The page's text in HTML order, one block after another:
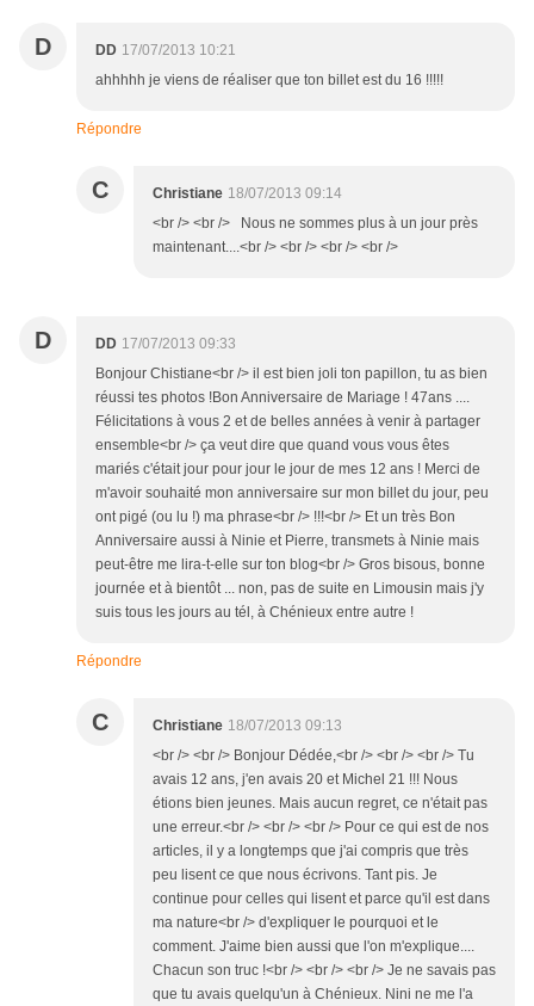
D DD 17/07/2013 10:21
ahhhhh je viens de réaliser que ton billet est du 16 !!!!!
Répondre
C Christiane 18/07/2013 09:14
<br /> <br /> Nous ne sommes plus à un jour près
maintenant....<br /> <br /> <br /> <br />
D DD 17/07/2013 09:33
Bonjour Chistiane<br /> il est bien joli ton papillon, tu as bien
réussi tes photos !Bon Anniversaire de Mariage ! 47ans ....
Félicitations à vous 2 et de belles années à venir à partager
ensemble<br /> ça veut dire que quand vous vous êtes
mariés c'était jour pour jour le jour de mes 12 ans ! Merci de
m'avoir souhaité mon anniversaire sur mon billet du jour, peu
ont pigé (ou lu !) ma phrase<br /> !!!<br /> Et un très Bon
Anniversaire aussi à Ninie et Pierre, transmets à Ninie mais
peut-être me lira-t-elle sur ton blog<br /> Gros bisous, bonne
journée et à bientôt ... non, pas de suite en Limousin mais j'y
suis tous les jours au tél, à Chénieux entre autre !
Répondre
C Christiane 18/07/2013 09:13
<br /> <br /> Bonjour Dédée,<br /> <br /> <br /> Tu
avais 12 ans, j'en avais 20 et Michel 21 !!! Nous
étions bien jeunes. Mais aucun regret, ce n'était pas
une erreur.<br /> <br /> <br /> Pour ce qui est de nos
articles, il y a longtemps que j'ai compris que très
peu lisent ce que nous écrivons. Tant pis. Je
continue pour celles qui lisent et parce qu'il est dans
ma nature<br /> d'expliquer le pourquoi et le
comment. J'aime bien aussi que l'on m'explique....
Chacun son truc !<br /> <br /> <br /> Je ne savais pas
que tu avais quelqu'un à Chénieux. Nini ne me l'a